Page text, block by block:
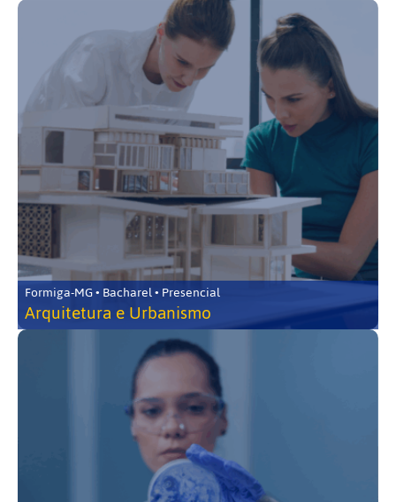
Formiga-MG • Bacharel • Presencial
Arquitetura e Urbanismo